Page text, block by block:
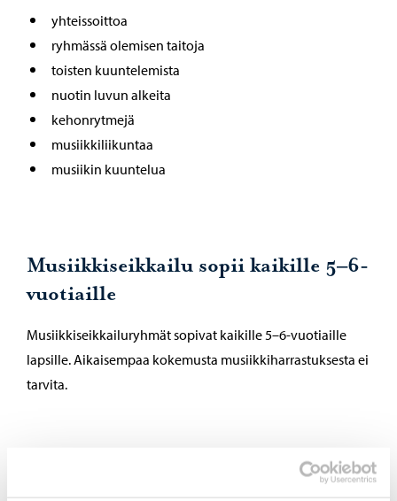
yhteissoittoa
ryhmässä olemisen taitoja
toisten kuuntelemista
nuotin luvun alkeita
kehonrytmejä
musiikkiliikuntaa
musiikin kuuntelua
Musiikkiseikkailu sopii kaikille 5–6-
vuotiaille
Musiikkiseikkailuryhmät sopivat kaikille 5–6-vuotiaille
lapsille. Aikaisempaa kokemusta musiikkiharrastuksesta ei
tarvita.
Tule mukaan musiikkiseikkailuun